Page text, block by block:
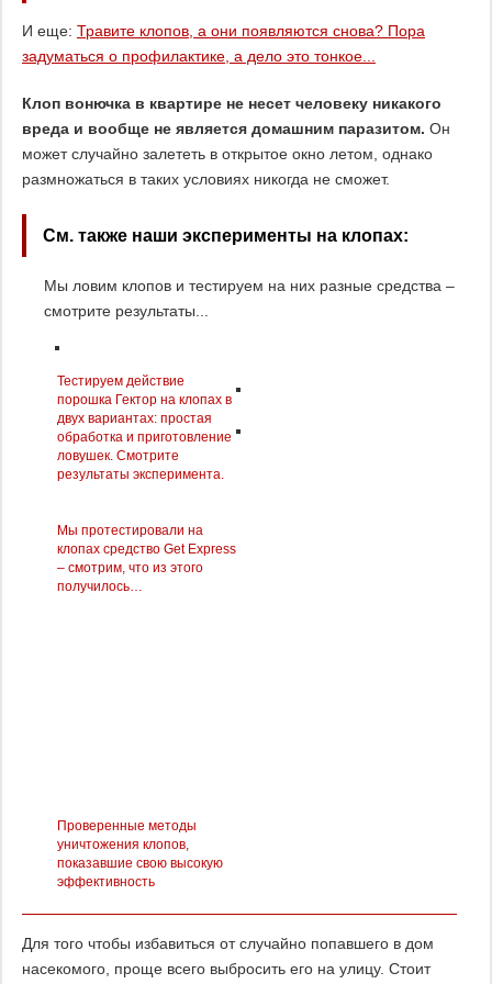
И еще: Травите клопов, а они появляются снова? Пора
задуматься о профилактике, а дело это тонкое...
Клоп вонючка в квартире не несет человеку никакого
вреда и вообще не является домашним паразитом. Он
может случайно залететь в открытое окно летом, однако
размножаться в таких условиях никогда не сможет.
См. также наши эксперименты на клопах:
Мы ловим клопов и тестируем на них разные средства –
смотрите результаты...
Тестируем действие
порошка Гектор на клопах в
двух вариантах: простая
обработка и приготовление
ловушек. Смотрите
результаты эксперимента.
Мы протестировали на
клопах средство Get Express
– смотрим, что из этого
получилось…
Проверенные методы
уничтожения клопов,
показавшие свою высокую
эффективность
Для того чтобы избавиться от случайно попавшего в дом
насекомого, проще всего выбросить его на улицу. Стоит